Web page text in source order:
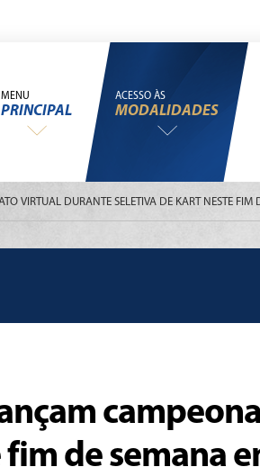
MENU
PRINCIPAL
ACESSO ÀS
MODALIDADES
VIRTUAL DURANTE SELETIVA DE KART NESTE
de semana